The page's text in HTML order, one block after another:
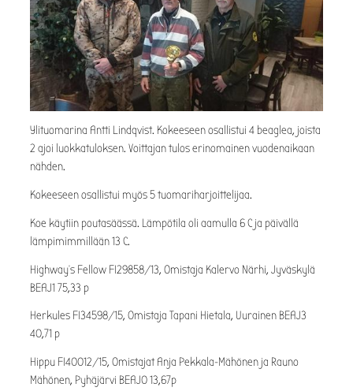
Ylituomarina Antti Lindqvist. Kokeeseen osallistui 4 beaglea, joista
2 ajoi luokkatuloksen. Voittajan tulos erinomainen vuodenaikaan
nähden.
Kokeeseen osallistui myös 5 tuomariharjoittelijaa.
Koe käytiin poutasäässä. Lämpötila oli aamulla 6 C ja päivällä
lämpimimmillään 13 C.
Highway’s Fellow FI29858/13, Omistaja Kalervo Närhi, Jyväskylä
BEAJ1 75,33 p
Herkules FI34598/15, Omistaja Tapani Hietala, Uurainen BEAJ3
40,71 p
Hippu FI40012/15, Omistajat Anja Pekkala-Mähönen ja Rauno
Mähönen, Pyhäjärvi BEAJ0 13,67p